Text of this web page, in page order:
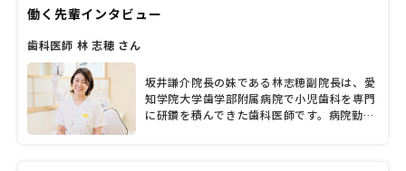
献したいという信念のもと日々診療に懸命に
診療や訪問診療にも注力し、分け隔てなく診
ることにも重きを置いているという2人が話
す言葉の端々からは、地域の人たちへの温か
い想いや歯科診療に真摯に向き合う誠実さが
働く先輩インタビュー
歯科医師 林 志穂 さん
坂井謙介院長の妹である林志穂副院長は、愛
知学院大学歯学部附属病院で小児歯科を専門
に研鑽を積んできた歯科医師です。病院勤務